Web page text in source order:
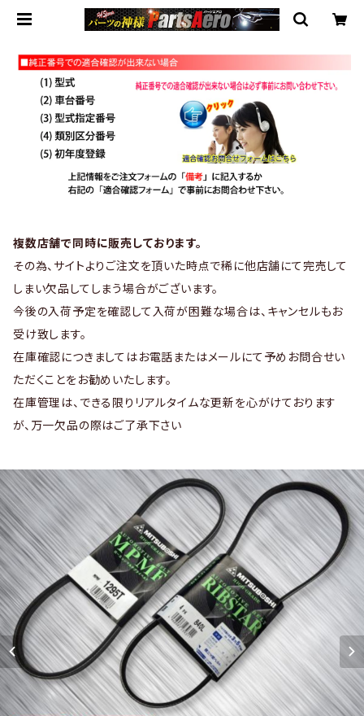
複数店舗で同時に販売しております。
その為、サイトよりご注文を頂いた時点で稀に他店舗にて完売して
しまい欠品してしまう場合がございます。
今後の入荷予定を確認して入荷が困難な場合は、キャンセルもお
受け致します。
在庫確認につきましてはお電話またはメールにて予めお問合せい
ただくことをお勧めいたします。
在庫管理は、できる限りリアルタイムな更新を心がけております
が、万一欠品の際はご了承下さい